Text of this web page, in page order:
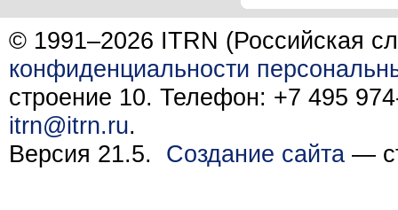
© 1991–2026 ITRN (Российская
конфиденциальности
строение 10. Телефон: +7 495
itrn@itrn.ru.
Версия 21.5. Создание сайта —